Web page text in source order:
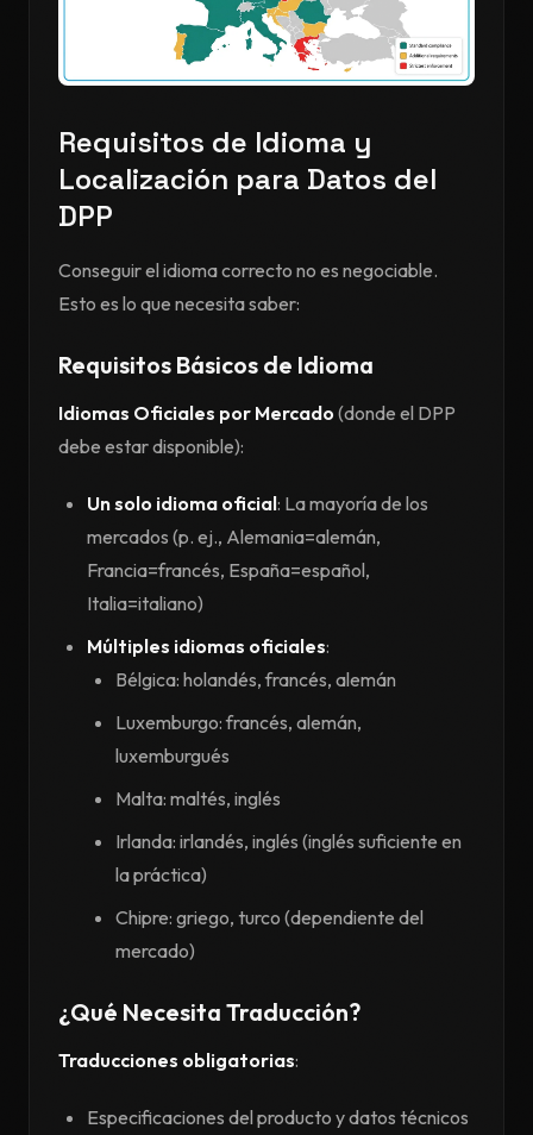
Requisitos de Idioma y
Localización para Datos del
DPP
Conseguir el idioma correcto no es negociable.
Esto es lo que necesita saber:
Requisitos Básicos de Idioma
Idiomas Oficiales por Mercado (donde el DPP
debe estar disponible):
Un solo idioma oficial: La mayoría de los
mercados (p. ej., Alemania=alemán,
Francia=francés, España=español,
Italia=italiano)
Múltiples idiomas oficiales:
Bélgica: holandés, francés, alemán
Luxemburgo: francés, alemán,
luxemburgués
Malta: maltés, inglés
Irlanda: irlandés, inglés (inglés suficiente en
la práctica)
Chipre: griego, turco (dependiente del
mercado)
¿Qué Necesita Traducción?
Traducciones obligatorias:
Especificaciones del producto y datos técnicos